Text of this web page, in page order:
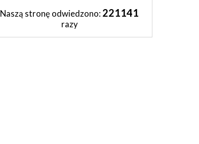
Naszą stronę odwiedzono: 221141
razy